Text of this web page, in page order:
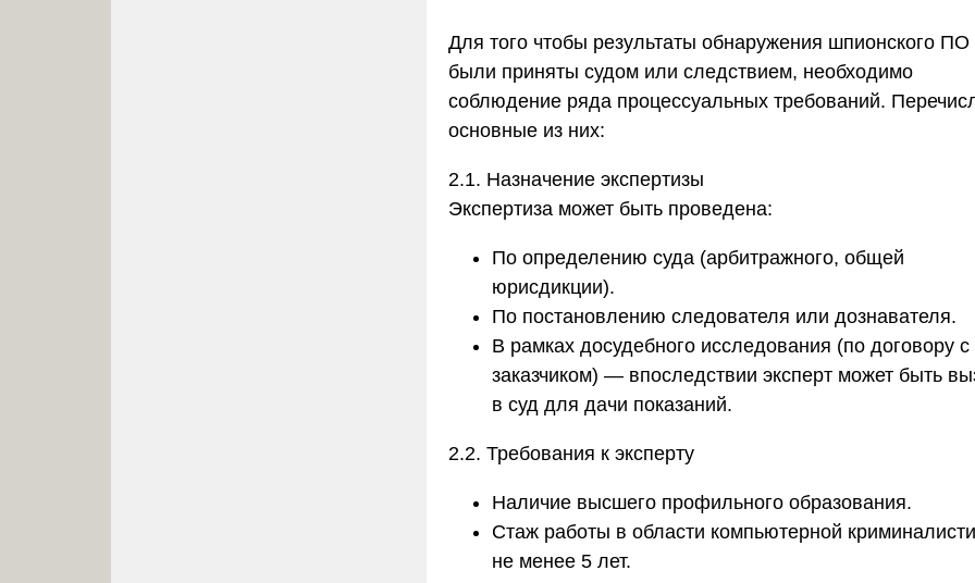
Для того чтобы результаты обнаружения шпионского ПО
были приняты судом или следствием, необходимо
соблюдение ряда процессуальных требований.
основные из них:
2.1. Назначение экспертизы
Экспертиза может быть проведена:
По определению суда (арбитражного, общей
юрисдикции).
По постановлению следователя или дознавателя.
В рамках досудебного исследования (по договору с
заказчиком) — впоследствии эксперт может быть
в суд для дачи показаний.
2.2. Требования к эксперту
Наличие высшего профильного образования.
Стаж работы в области компьютерной
не менее 5 лет.